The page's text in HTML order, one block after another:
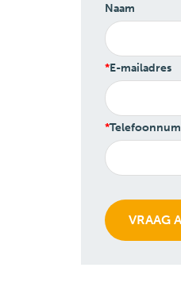
Naam
E-mailadres